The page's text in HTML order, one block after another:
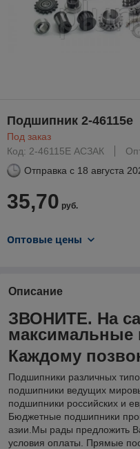
Подшипник 2-46115е
Под заказ
Код: 2-46115Е АСЗАК
Отправка с 18 августа
35,70 руб.
Оптовые цены
Описание
ЗВОНИТЕ. На
максимальные
Каждому
Подшипники различных
подшипники ведущих
подшипники российских и
Бюджетные подшипники
азии.Мы рады предложить
условия оплаты. Прямые